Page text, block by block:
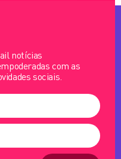
notícias
com as
sociais.